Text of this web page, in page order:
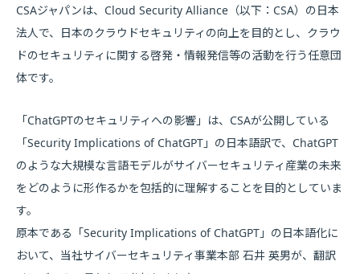
CSAジャパンは、Cloud Security Alliance（以下：CSA）の日本
法人で、日本のクラウドセキュリティの向上を目的とし、クラウ
ドのセキュリティに関する啓発・情報発信等の活動を行う任意団
体です。
「ChatGPTのセキュリティへの影響」は、CSAが公開している
「Security Implications of ChatGPT」の日本語訳で、ChatGPT
のような大規模な言語モデルがサイバーセキュリティ産業の未来
をどのように形作るかを包括的に理解することを目的としていま
す。
原本である「Security Implications of ChatGPT」の日本語化に
おいて、当社サイバーセキュリティ事業本部 石井 英男が、翻訳